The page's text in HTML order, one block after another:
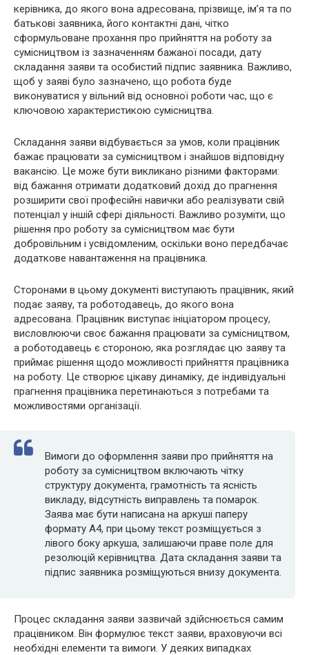
керівника, до якого вона адресована, прізвище, ім’я та по
батькові заявника, його контактні дані, чітко
сформульоване прохання про прийняття на роботу за
сумісництвом із зазначенням бажаної посади, дату
складання заяви та особистий підпис заявника. Важливо,
щоб у заяві було зазначено, що робота буде
виконуватися у вільний від основної роботи час, що є
ключовою характеристикою сумісництва.
Складання заяви відбувається за умов, коли працівник
бажає працювати за сумісництвом і знайшов відповідну
вакансію. Це може бути викликано різними факторами:
від бажання отримати додатковий дохід до прагнення
розширити свої професійні навички або реалізувати свій
потенціал у іншій сфері діяльності. Важливо розуміти, що
рішення про роботу за сумісництвом має бути
добровільним і усвідомленим, оскільки воно передбачає
додаткове навантаження на працівника.
Сторонами в цьому документі виступають працівник, який
подає заяву, та роботодавець, до якого вона
адресована. Працівник виступає ініціатором процесу,
висловлюючи своє бажання працювати за сумісництвом,
а роботодавець є стороною, яка розглядає цю заяву та
приймає рішення щодо можливості прийняття працівника
на роботу. Це створює цікаву динаміку, де індивідуальні
прагнення працівника перетинаються з потребами та
можливостями організації.
Вимоги до оформлення заяви про прийняття на
роботу за сумісництвом включають чітку
структуру документа, грамотність та ясність
викладу, відсутність виправлень та помарок.
Заява має бути написана на аркуші паперу
формату А4, при цьому текст розміщується з
лівого боку аркуша, залишаючи праве поле для
резолюцій керівництва. Дата складання заяви та
підпис заявника розміщуються внизу документа.
Процес складання заяви зазвичай здійснюється самим
працівником. Він формулює текст заяви, враховуючи всі
необхідні елементи та вимоги. У деяких випадках